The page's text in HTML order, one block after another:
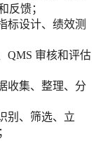
反馈；
标设计、绩效测
QMS 审核和评估
收集、整理、分
别、筛选、立